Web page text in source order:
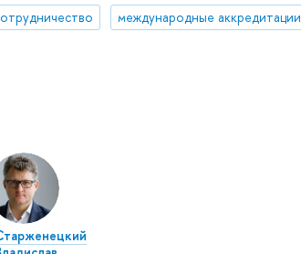
международные аккредитации